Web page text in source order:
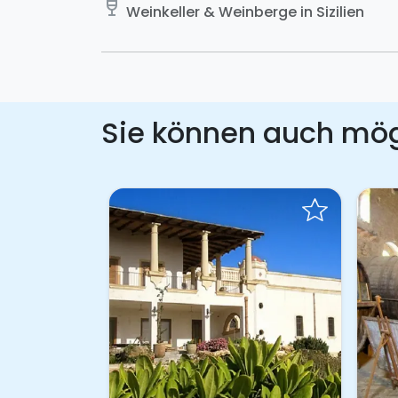
wine_bar Weinkeller & Weinberge in Sizilien
Sie können auch